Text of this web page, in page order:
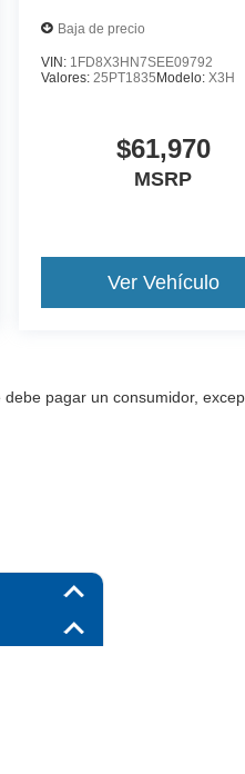
Baja de precio
VIN: 1FD8X3HN7SEE09792
Valores:25PT1835 Modelo:X3H
$61,970
MSRP
Ver Vehículo
pagar un consumidor,